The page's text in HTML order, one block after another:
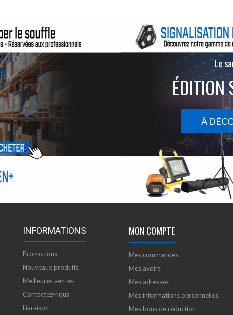
Le
ÉDITION
À
INFORMATIONS
Promotions
Nouveaux produits
Meilleures ventes
Contactez-nous
Livraison
MON COMPTE
Mes commandes
Mes avoirs
Mes adresses
Mes informations personnelles
Mes bons de réduction